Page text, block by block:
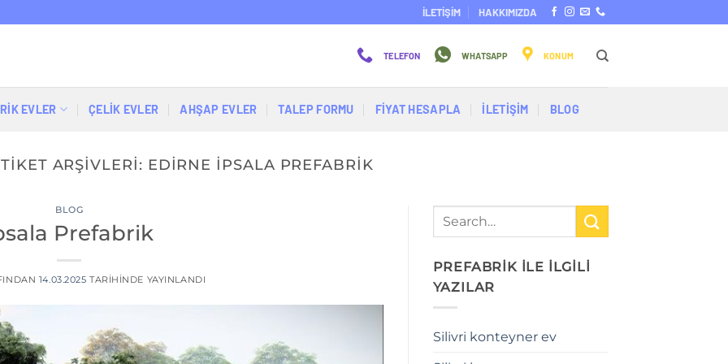
İLETİŞİM HAKKIMIZDA
TELEFON WHATSAPP KONUM
EVLER ÇELIK EVLER AHŞAP EVLER TALEP FORMU FİYAT HESAPLA İLETİŞİM BLOG
ARŞIVLERI: EDIRNE IPSALA PREFABRIK
BLOG
Prefabrik
14.03.2025 TARIHINDE YAYINLANDI
PREFABRİK İLE İLGİLİ
YAZILAR
Silivri konteyner ev